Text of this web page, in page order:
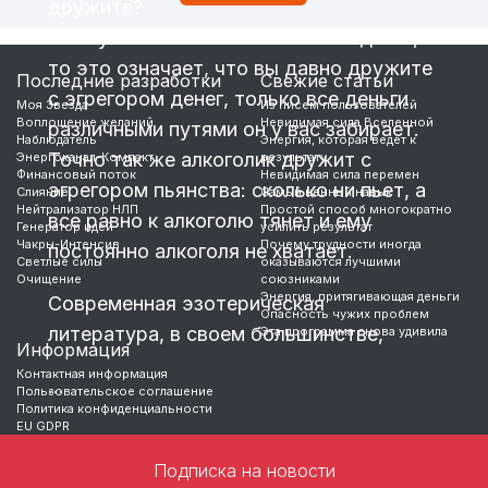
то это означает, что вы давно дружите
с эгрегором денег, только все деньги
различными путями он у вас забирает.
Точно так же алкоголик дружит с
эгрегором пьянства: сколько ни пьет, а
все равно к алкоголю тянет и ему
постоянно алкоголя не хватает.
Современная эзотерическая
литература, в своем большинстве,
…
Последние разработки
Моя Звезда
Воплощение желаний
Наблюдатель
Энергоканал-Компакт
Финансовый поток
Слияние
Нейтрализатор НЛП
Генератор идей
Чакры-Интенсив
Светлые силы
Очищение
Свежие статьи
Из писем пользователей
Невидимая сила Вселенной
Энергия, которая ведет к
результату
Невидимая сила перемен
Самый ценный навык
Простой способ многократно
усилить результат
Почему трудности иногда
оказываются лучшими
союзниками
Энергия, притягивающая деньги
Опасность чужих проблем
Эта программа снова удивила
Информация
Контактная информация
Пользовательское соглашение
Политика конфиденциальности
EU GDPR
Подписка на новости